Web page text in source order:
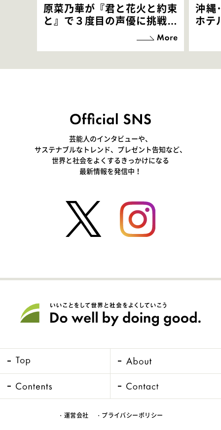
原菜乃華が『君と花火と約束
と』で３度目の声優に挑戦！
「お邪魔させてもらっている
感覚ですが､お芝居に没頭で
沖縄
ホテ
芸能人のインタビューや、
サステナブルなトレンド、プレゼント告知など、
世界と社会をよくするきっかけになる
最新情報を発信中！
・運営会社 ・プライバシーポリシー